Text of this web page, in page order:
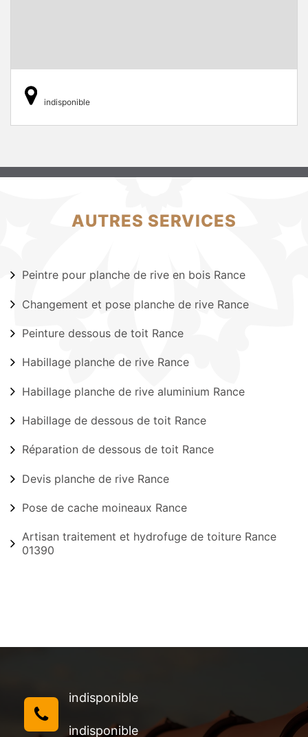
indisponible
AUTRES SERVICES
Peintre pour planche de rive en bois Rance
Changement et pose planche de rive Rance
Peinture dessous de toit Rance
Habillage planche de rive Rance
Habillage planche de rive aluminium Rance
Habillage de dessous de toit Rance
Réparation de dessous de toit Rance
Devis planche de rive Rance
Pose de cache moineaux Rance
Artisan traitement et hydrofuge de toiture Rance
01390
indisponible
indisponible